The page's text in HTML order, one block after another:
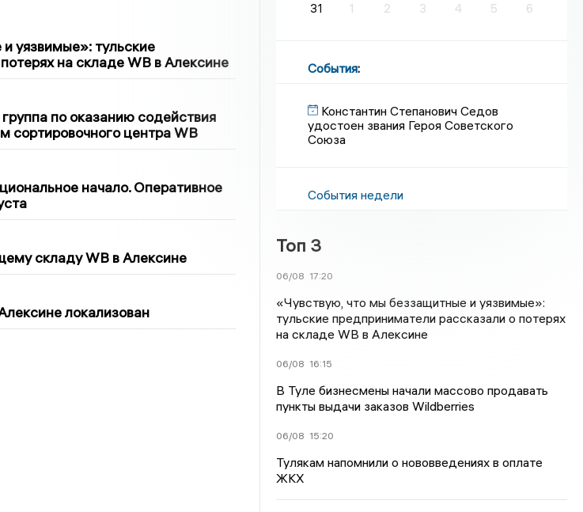
уязвимые»: тульские
на складе WB в Алексине
по оказанию содействия
сортировочного центра WB
начало. Оперативное
складу WB в Алексине
локализован
31
1 2 3 4 5 6
События:
Константин Степанович Седов
удостоен звания Героя Советского
Союза
События недели
Топ 3
06/08 17:20
«Чувствую, что мы беззащитные и уязвимые»:
тульские предприниматели рассказали о потерях
на складе WB в Алексине
06/08 16:15
В Туле бизнесмены начали массово продавать
пункты выдачи заказов Wildberries
06/08 15:20
Тулякам напомнили о нововведениях в оплате
ЖКХ